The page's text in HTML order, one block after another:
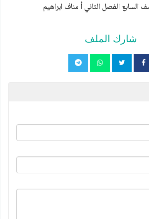
السابع الفصل الثاني أ مناف ابراهيم
شارك الملف